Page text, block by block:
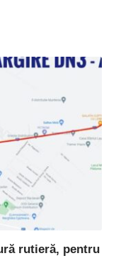
rutieră, pentru